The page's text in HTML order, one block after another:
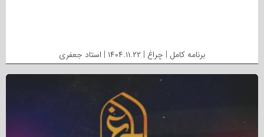
برنامه کامل | چراغ | ۱۴۰۴.۱۱.۲۲ | استاد جعفری